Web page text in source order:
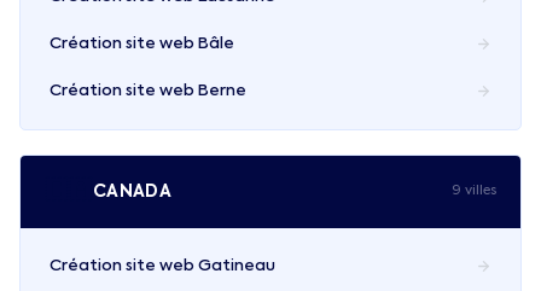
Création site web Bâle
Création site web Berne
CANADA 9 villes
Création site web Gatineau